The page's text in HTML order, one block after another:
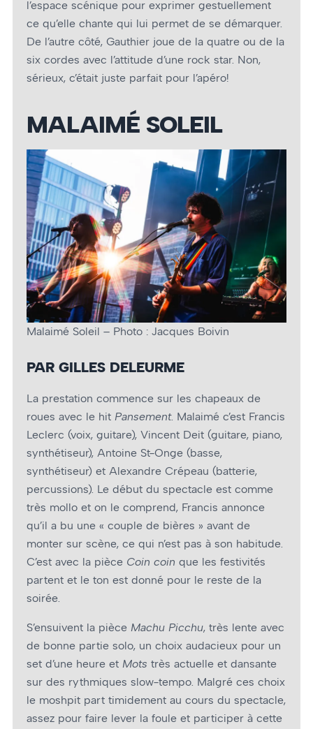
l’espace scénique pour exprimer gestuellement
ce qu’elle chante qui lui permet de se démarquer.
De l’autre côté, Gauthier joue de la quatre ou de la
six cordes avec l’attitude d’une rock star. Non,
sérieux, c’était juste parfait pour l’apéro!
MALAIMÉ SOLEIL
Malaimé Soleil – Photo : Jacques Boivin
PAR GILLES DELEURME
La prestation commence sur les chapeaux de
roues avec le hit Pansement. Malaimé c’est Francis
Leclerc (voix, guitare), Vincent Deit (guitare, piano,
synthétiseur), Antoine St-Onge (basse,
synthétiseur) et Alexandre Crépeau (batterie,
percussions). Le début du spectacle est comme
très mollo et on le comprend, Francis annonce
qu’il a bu une « couple de bières » avant de
monter sur scène, ce qui n’est pas à son habitude.
C’est avec la pièce Coin coin que les festivités
partent et le ton est donné pour le reste de la
soirée.
S’ensuivent la pièce Machu Picchu, très lente avec
de bonne partie solo, un choix audacieux pour un
set d’une heure et Mots très actuelle et dansante
sur des rythmiques slow-tempo. Malgré ces choix
le moshpit part timidement au cours du spectacle,
assez pour faire lever la foule et participer à cette